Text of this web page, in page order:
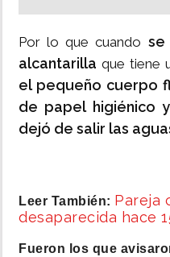
Por lo que cuando se
alcantarilla que tiene
el pequeño cuerpo
de papel higiénico
dejó de salir las
Leer También: Pareja
desaparecida hace
Fueron los que